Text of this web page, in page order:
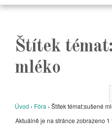
Štítek
mléko
Úvod › Fóra › Štítek témat:sušené
Aktuálně je na stránce zobrazeno 1